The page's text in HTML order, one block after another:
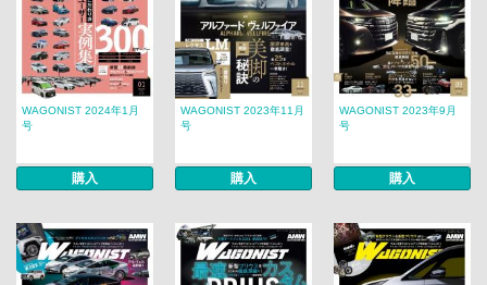
WAGONIST 2024年1月
号
購入
WAGONIST 2023年11月
号
購入
WAGONIST 2023年9月
号
購入